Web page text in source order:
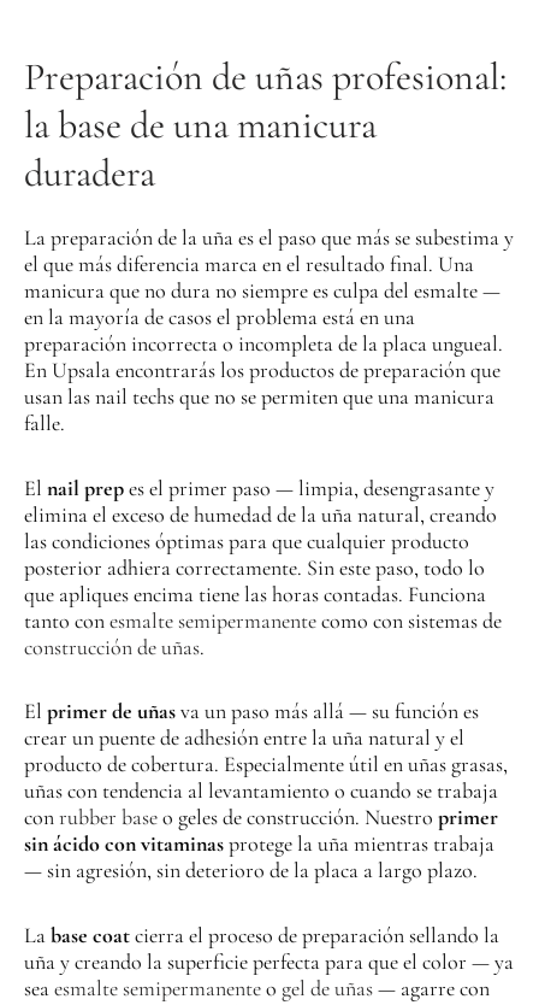
Preparación de uñas profesional:
la base de una manicura
duradera
La preparación de la uña es el paso que más se subestima y
el que más diferencia marca en el resultado final. Una
manicura que no dura no siempre es culpa del esmalte —
en la mayoría de casos el problema está en una
preparación incorrecta o incompleta de la placa ungueal.
En Upsala encontrarás los productos de preparación que
usan las nail techs que no se permiten que una manicura
falle.
El nail prepes el primer paso — limpia, desengrasante y
elimina el exceso de humedad de la uña natural, creando
las condiciones óptimas para que cualquier producto
posterior adhiera correctamente. Sin este paso, todo lo
que apliques encima tiene las horas contadas. Funciona
tanto conesmalte semipermanentecomo con sistemas de
construcción de uñas.
El primer de uñasva un paso más allá — su función es
crear un puente de adhesión entre la uña natural y el
producto de cobertura. Especialmente útil en uñas grasas,
uñas con tendencia al levantamiento o cuando se trabaja
conrubber baseo geles de construcción. Nuestro primer
sin ácido con vitaminasprotege la uña mientras trabaja
— sin agresión, sin deterioro de la placa a largo plazo.
Labase coatcierra el proceso de preparación sellando la
uña y creando la superficie perfecta para que el color — ya
seaesmalte semipermanenteo gel de uñas— agarre con